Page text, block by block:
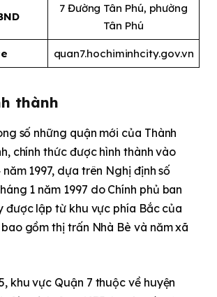
7 Đường Tân Phú, phường
Tân Phú
quan7.hochiminhcity.gov.vn
thành
số những quận mới của Thành
chính thức được hình thành vào
1997, dựa trên Nghị định số
1 năm 1997 do Chính phủ ban
được lập từ khu vực phía Bắc của
gồm thị trấn Nhà Bè và năm xã
khu vực Quận 7 thuộc về huyện